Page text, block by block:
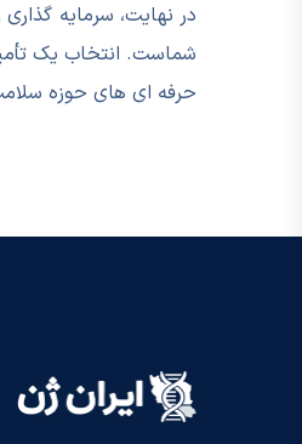
در نهایت، سرمایه
شماست. انتخاب یک
حرفه ای های حوزه